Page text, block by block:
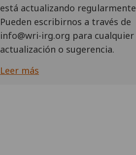
está actualizando
Pueden escribirnos a través de
info@wri-irg.org para cualquier
actualización o sugerencia.
Leer más